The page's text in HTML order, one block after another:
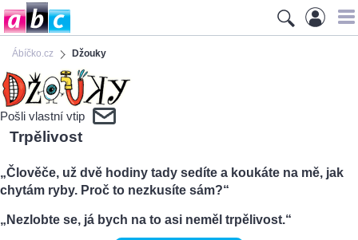
Ábíčko.cz Džouky
Pošli vlastní vtip
Trpělivost
„Člověče, už dvě hodiny tady sedíte a koukáte na mě, jak
chytám ryby. Proč to nezkusíte sám?“
„Nezlobte se, já bych na to asi neměl trpělivost.“